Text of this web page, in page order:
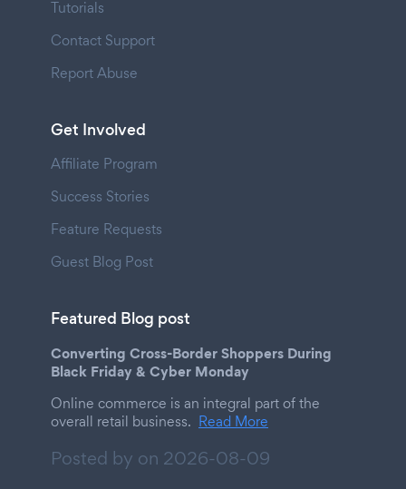
Tutorials
Contact Support
Report Abuse
Get Involved
Affiliate Program
Success Stories
Feature Requests
Guest Blog Post
Featured Blog post
Converting Cross-Border Shoppers During
Black Friday & Cyber Monday
Online commerce is an integral part of the
overall retail business. Read More
Posted by on 2026-08-09